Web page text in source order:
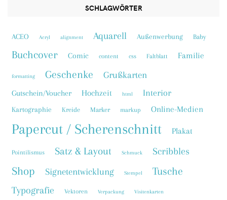
SCHLAGWÖRTER
ACEO Acryl alignment Aquarell Außenwerbung Baby
Buchcover Comic content css Faltblatt Familie
formatting Geschenke Grußkarten
Gutschein/Voucher Hochzeit html Interior
Kartographie Kreide Marker markup Online-Medien
Papercut / Scherenschnitt Plakat
Pointilismus Satz & Layout Schmuck Scribbles
Shop Signetentwicklung Stempel Tusche
Typografie Vektoren Verpackung Visitenkarten